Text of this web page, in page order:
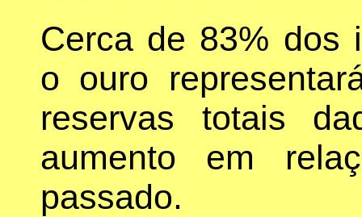
Cerca de 83% dos
o ouro
reservas totais
aumento em
passado.